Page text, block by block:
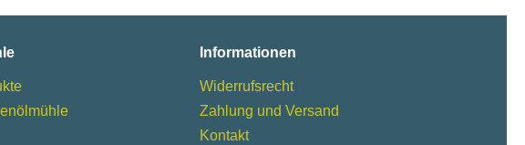
Informationen
Widerrufsrecht
Zahlung und Versand
Kontakt